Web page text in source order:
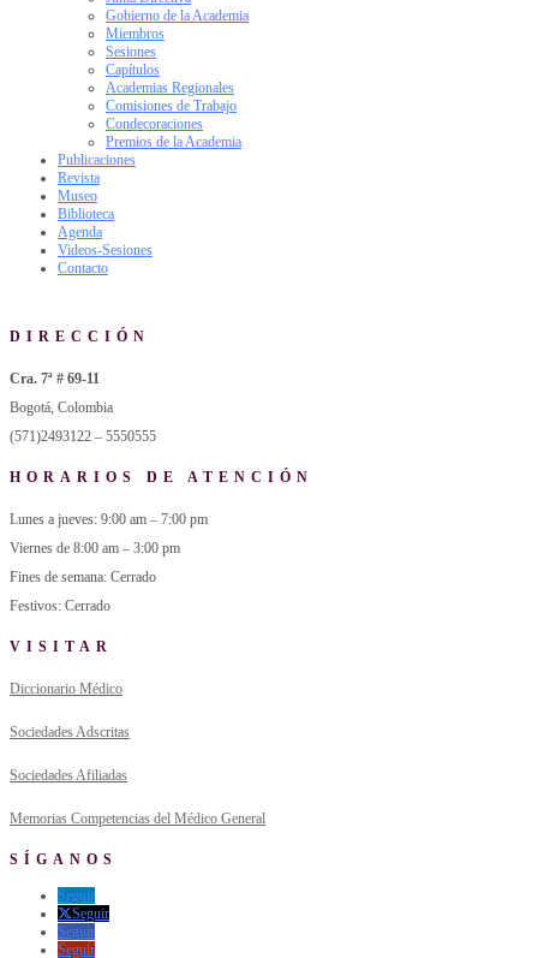
Gobierno de la Academia
Miembros
Sesiones
Capítulos
Academias Regionales
Comisiones de Trabajo
Condecoraciones
Premios de la Academia
Publicaciones
Revista
Museo
Biblioteca
Agenda
Videos-Sesiones
Contacto
DIRECCIÓN
Cra. 7ª # 69-11
Bogotá, Colombia
(571)2493122 – 5550555
HORARIOS DE ATENCIÓN
Lunes a jueves: 9:00 am – 7:00 pm
Viernes de 8:00 am – 3:00 pm
Fines de semana: Cerrado
Festivos: Cerrado
VISITAR
Diccionario Médico
Sociedades Adscritas
Sociedades Afiliadas
Memorias Competencias del Médico General
SÍGANOS
Seguir
Seguir
Seguir
Seguir